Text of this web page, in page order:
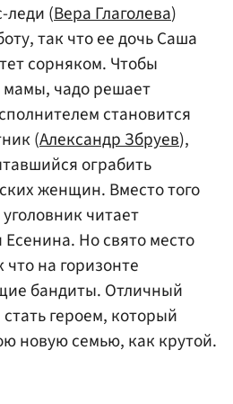
леди (Вера Глаголева)
так что ее дочь Саша
сорняком. Чтобы
чадо решает
становится
(Александр Збруев),
ограбить
женщин. Вместо того
читает
Но свято место
что на горизонте
бандиты. Отличный
героем, который
новую семью, как крутой.